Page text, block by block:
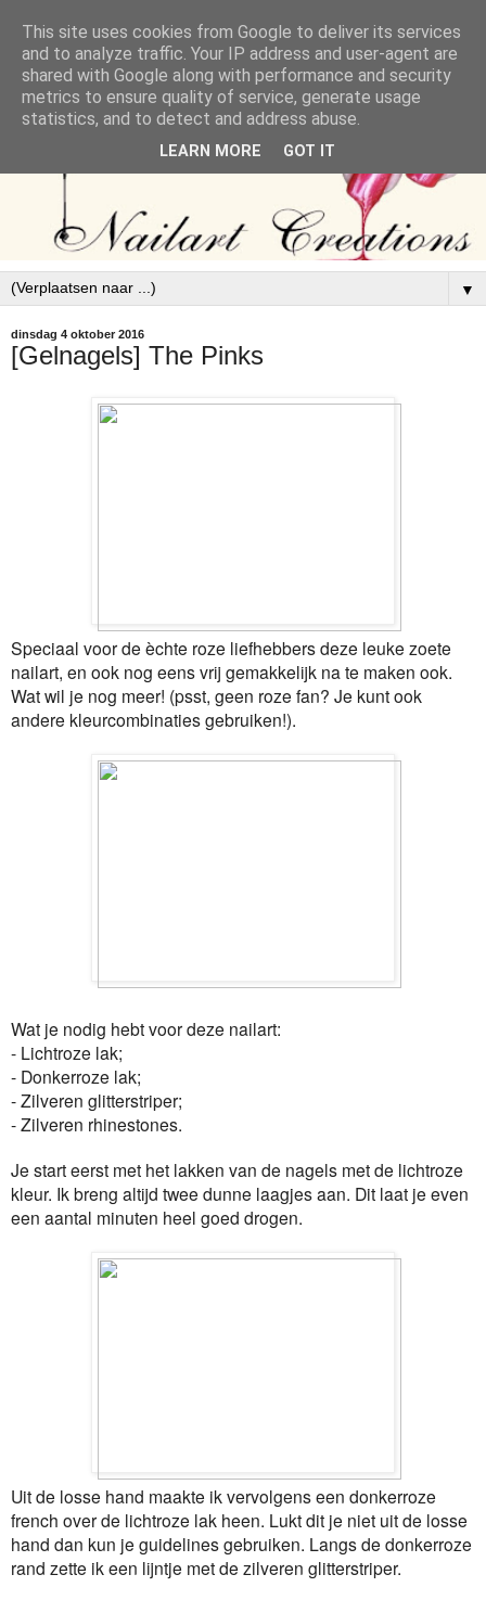
▼
dinsdag 4 oktober 2016
[Gelnagels] The Pinks
Speciaal voor de èchte roze liefhebbers deze leuke zoete
nailart, en ook nog eens vrij gemakkelijk na te maken ook.
Wat wil je nog meer! (psst, geen roze fan? Je kunt ook
andere kleurcombinaties gebruiken!).
Wat je nodig hebt voor deze nailart:
- Lichtroze lak;
- Donkerroze lak;
- Zilveren glitterstriper;
- Zilveren rhinestones.
Je start eerst met het lakken van de nagels met de lichtroze
kleur. Ik breng altijd twee dunne laagjes aan. Dit laat je even
een aantal minuten heel goed drogen.
Uit de losse hand maakte ik vervolgens een donkerroze
french over de lichtroze lak heen. Lukt dit je niet uit de losse
hand dan kun je guidelines gebruiken. Langs de donkerroze
rand zette ik een lijntje met de zilveren glitterstriper.
This site uses cookies from Google to deliver its services
and to analyze traffic. Your IP address and user-agent are
shared with Google along with performance and security
metrics to ensure quality of service, generate usage
statistics, and to detect and address abuse.
LEARN MORE GOT IT